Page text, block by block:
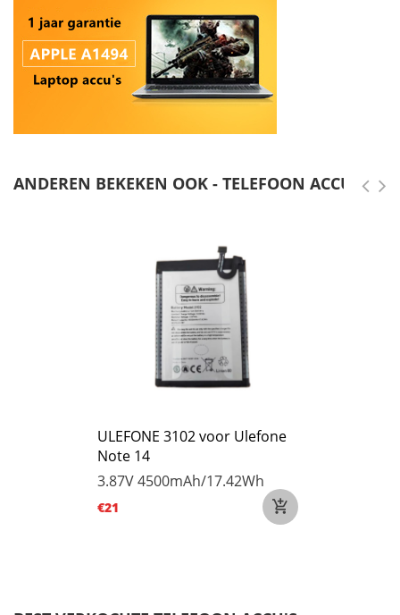
ANDEREN BEKEKEN OOK - TELEFOON ACCU'S
ULEFONE 3102 voor Ulefone
Note 14
3.87V4500mAh/17.42Wh
€21